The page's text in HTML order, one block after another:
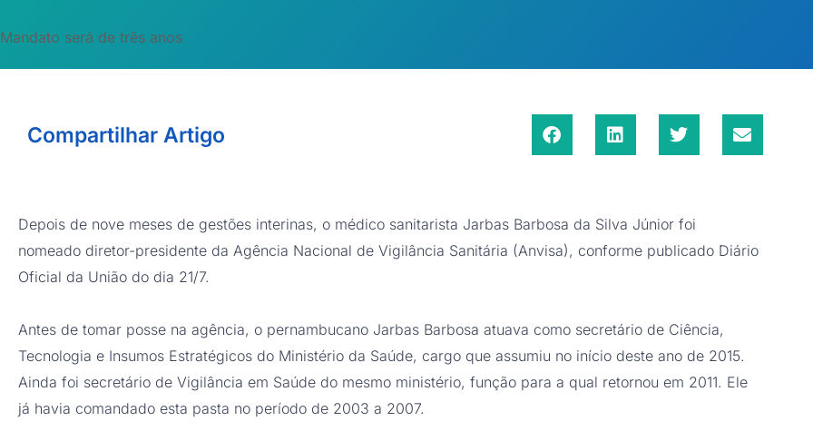
Mandato será de três anos
Compartilhar Artigo
Depois de nove meses de gestões interinas, o médico sanitarista Jarbas Barbosa da Silva Júnior foi
nomeado diretor-presidente da Agência Nacional de Vigilância Sanitária (Anvisa), conforme publicado Diário
Oficial da União do dia 21/7.
Antes de tomar posse na agência, o pernambucano Jarbas Barbosa atuava como secretário de Ciência,
Tecnologia e Insumos Estratégicos do Ministério da Saúde, cargo que assumiu no início deste ano de 2015.
Ainda foi secretário de Vigilância em Saúde do mesmo ministério, função para a qual retornou em 2011. Ele
já havia comandado esta pasta no período de 2003 a 2007.